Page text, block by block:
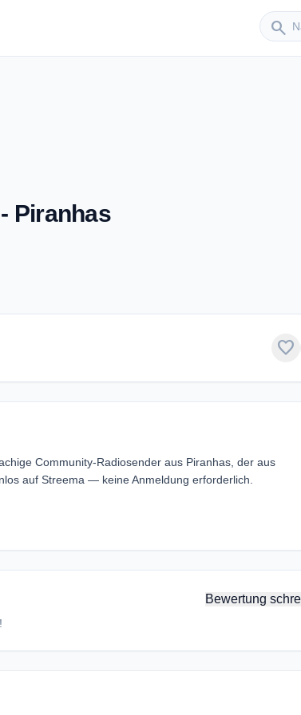
search
Piranhas
favorite
Community-Radiosender aus Piranhas, der aus
auf Streema — keine Anmeldung erforderlich.
Bewertung